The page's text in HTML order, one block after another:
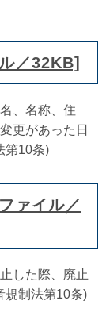
／32KB]
、名称、住
更があった日
第10条)
ァイル／
した際、廃止
規制法第10条)